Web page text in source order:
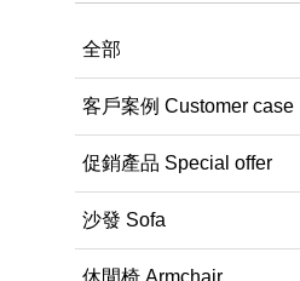
全部
客戶案例 Customer case
促銷產品 Special offer
沙發 Sofa
休閒椅 Armchair